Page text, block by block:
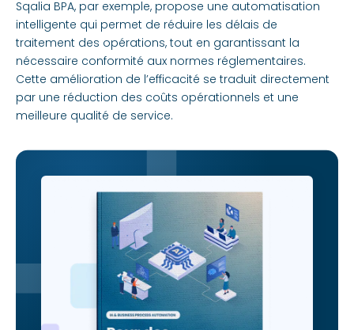
Sqalia BPA, par exemple, propose une automatisation
intelligente qui permet de réduire les délais de
traitement des opérations, tout en garantissant la
nécessaire conformité aux normes réglementaires.
Cette amélioration de l’efficacité se traduit directement
par une réduction des coûts opérationnels et une
meilleure qualité de service.